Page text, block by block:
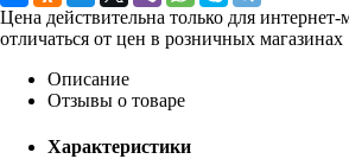
Цена действительна только для
отличаться от цен в розничных магазинах
Описание
Отзывы о товаре
Характеристики